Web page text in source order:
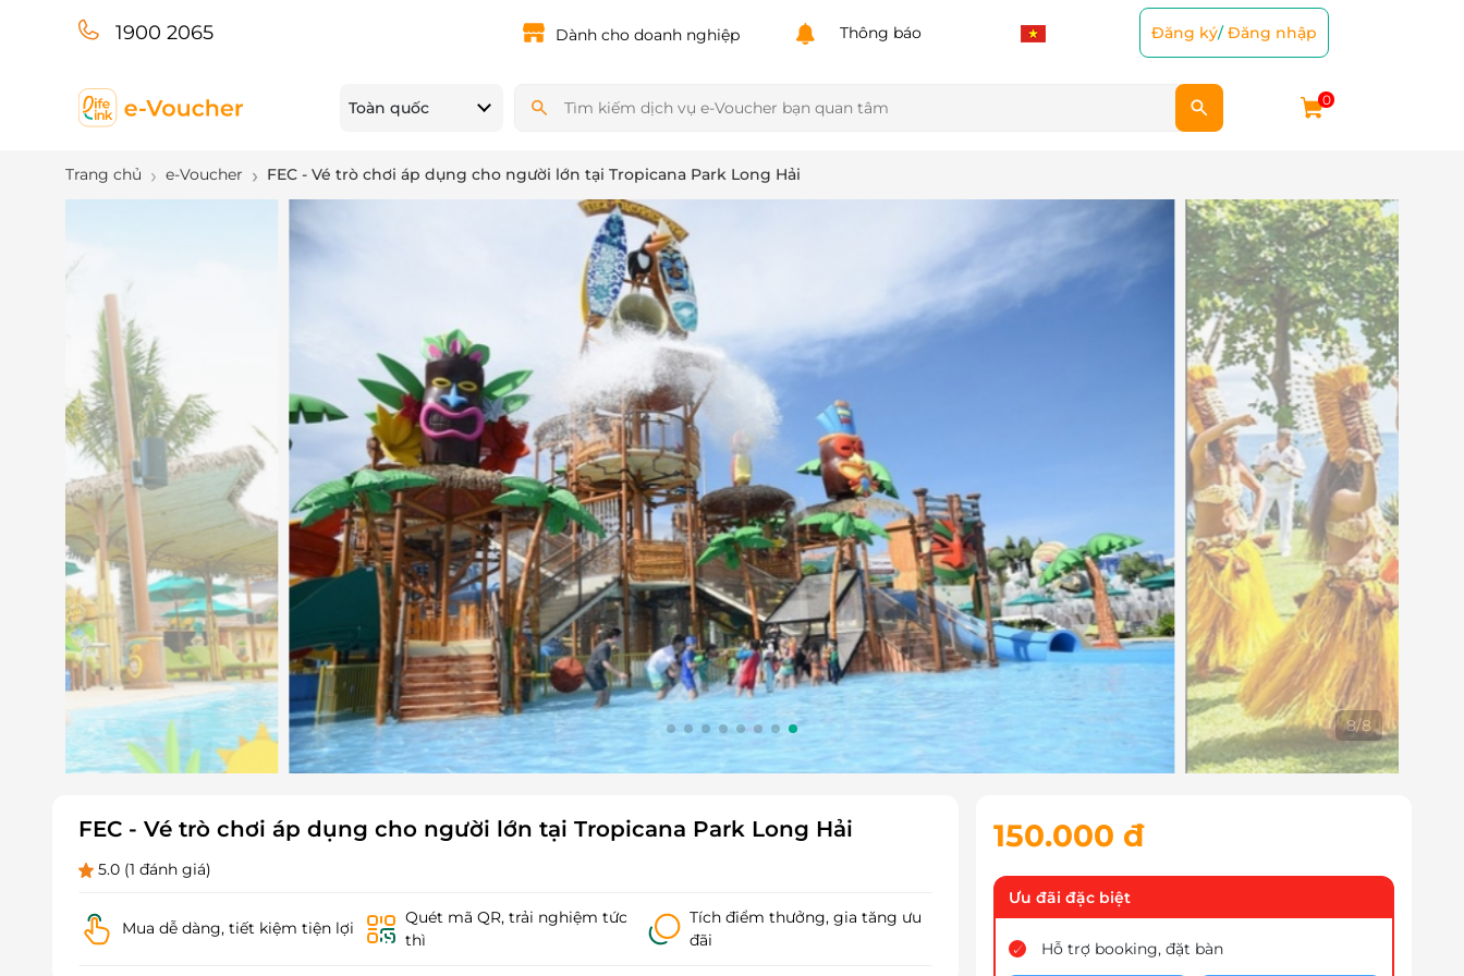
1900 2065 Dành cho doanh nghiệp Thông báo Đăng ký/Đăng nhập
Toàn quốc 0
Trang chủ e-Voucher FEC - Vé trò chơi áp dụng cho người lớn tại Tropicana Park Long Hải
1/8
FEC - Vé trò chơi áp dụng cho người lớn tại Tropicana Park Long Hải
5.0 (1 đánh giá)
Mua dễ dàng, tiết kiệm tiện lợi
Quét mã QR, trải nghiệm tức
thì
Tích điểm thưởng, gia tăng ưu
đãi
150.000 đ
Ưu đãi đặc biệt
Hỗ trợ booking, đặt bàn